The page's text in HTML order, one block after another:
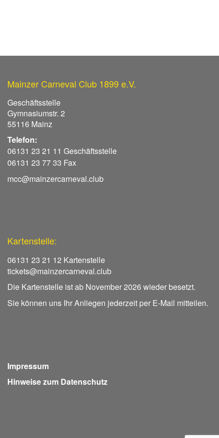
Mainzer Carneval Club 1899 e.V.
Geschäftsstelle
Gymnasiumstr. 2
55116 Mainz
Telefon:
06131 23 21 11 Geschäftsstelle
06131 23 77 33 Fax
mcc@mainzercarneval.club
Kartenstelle:
06131 23 21 12 Kartenstelle
tickets@mainzercarneval.club
Die Kartenstelle ist ab November 2026 wieder besetzt.
Sie können uns Ihr Anliegen jederzeit per E-Mail mitteilen.
Impressum
Hinweise zum Datenschutz